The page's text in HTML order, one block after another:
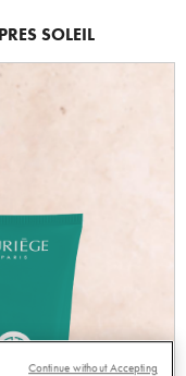
SOLEIL
Continue without Accepting